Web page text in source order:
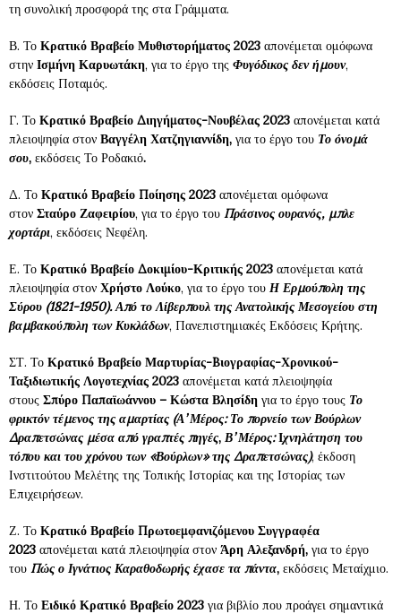
τη συνολική προσφορά της στα Γράμματα.
Β. Το Κρατικό Βραβείο Μυθιστορήματος 2023 απονέμεται ομόφωνα
στην Ισμήνη Καρυωτάκη, για το έργο της Φυγόδικος δεν ήμουν,
εκδόσεις Ποταμός.
Γ. Το Κρατικό Βραβείο Διηγήματος-Νουβέλας 2023 απονέμεται κατά
πλειοψηφία στον Βαγγέλη Χατζηγιαννίδη, για το έργο του Το όνομά
σου, εκδόσεις Το Ροδακιό.
Δ. Το Κρατικό Βραβείο Ποίησης 2023 απονέμεται ομόφωνα
στον Σταύρο Ζαφειρίου, για το έργο του Πράσινος ουρανός, μπλε
χορτάρι, εκδόσεις Νεφέλη.
Ε. Το Κρατικό Βραβείο Δοκιμίου-Κριτικής 2023 απονέμεται κατά
πλειοψηφία στον Χρήστο Λούκο, για το έργο του Η Ερμούπολη της
Σύρου (1821-1950). Από το Λίβερπουλ της Ανατολικής Μεσογείου στη
βαμβακούπολη των Κυκλάδων, Πανεπιστημιακές Εκδόσεις Κρήτης.
ΣΤ. Το Κρατικό Βραβείο Μαρτυρίας-Bιογραφίας-Χρονικού-
Ταξιδιωτικής Λογοτεχνίας 2023 απονέμεται κατά πλειοψηφία
στους Σπύρο Παπαϊωάννου – Κώστα Βλησίδη για το έργο τους Το
φρικτόν τέμενος της αμαρτίας (Α’ Μέρος: Το πορνείο των Βούρλων
Δραπετσώνας μέσα από γραπτές πηγές, Β’ Μέρος:Ιχνηλάτηση του
τόπου και του χρόνου των «Βούρλων» της Δραπετσώνας), έκδοση
Ινστιτούτου Μελέτης της Τοπικής Ιστορίας και της Ιστορίας των
Επιχειρήσεων.
Ζ. Το Κρατικό Βραβείο Πρωτοεμφανιζόμενου Συγγραφέα
2023 απονέμεται κατά πλειοψηφία στον Άρη Αλεξανδρή, για το έργο
του Πώς ο Ιγνάτιος Καραθοδωρής έχασε τα πάντα, εκδόσεις Μεταίχμιο.
Η. Το Ειδικό Κρατικό Βραβείο 2023 για βιβλίο που προάγει σημαντικά